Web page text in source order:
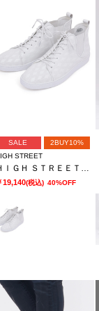
SALE
2BUY10%
STREET
ＨＩＧＨ ＳＴＲＥＥＴ∴サイドゴアハイカットカタオシドレススニーカー
19,140(税込) 40%OFF